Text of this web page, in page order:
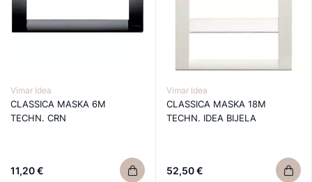
Vimar Idea
CLASSICA MASKA 6M
TECHN. CRN
11,20 €
Vimar Idea
CLASSICA MASKA 18M
TECHN. IDEA BIJELA
52,50 €